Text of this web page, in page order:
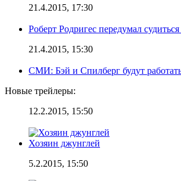
21.4.2015, 17:30
Роберт Родригес передумал
21.4.2015, 15:30
СМИ: Бэй и Спилберг будут
Новые трейлеры:
12.2.2015, 15:50
Хозяин джунглей
5.2.2015, 15:50